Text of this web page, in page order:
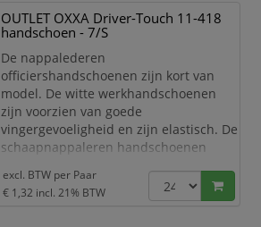
Polyurethaan
Materiaal binnenoppervlak:
Lengte polsband: 23 cm
Breedte polsband: 2 cm
Elektrische gegevens:
Weerstand aardingskabel: 1 MO
Technische gegevens:
Bandweerstand: < 50 O
OUTLET OXXA Driver-Touch 11-418
handschoen - 7/S
De nappalederen
officiershandschoenen zijn kort van
model. De witte werkhandschoenen
zijn voorzien van goede
vingergevoeligheid en zijn elastisch. De
schaapnappaleren handschoenen
'Driver' handschoen gemaakt van
schaapsnappaleder (0.7-0.9 mm)
excl. BTW per Paar
€ 1,32 incl. 21% BTW